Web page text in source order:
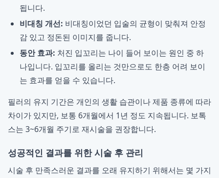
됩니다.
비대칭 개선: 비대칭이었던 입술의 균형이 맞춰져 안정
감 있고 정돈된 이미지를 줍니다.
동안 효과: 처진 입꼬리는 나이 들어 보이는 원인 중 하
나입니다. 입꼬리를 올리는 것만으로도 한층 어려 보이
는 효과를 얻을 수 있습니다.
필러의 유지 기간은 개인의 생활 습관이나 제품 종류에 따라
차이가 있지만, 보통 6개월에서 1년 정도 지속됩니다. 보톡
스는 3~6개월 주기로 재시술을 권장합니다.
성공적인 결과를 위한 시술 후 관리
시술 후 만족스러운 결과를 오래 유지하기 위해서는 몇 가지